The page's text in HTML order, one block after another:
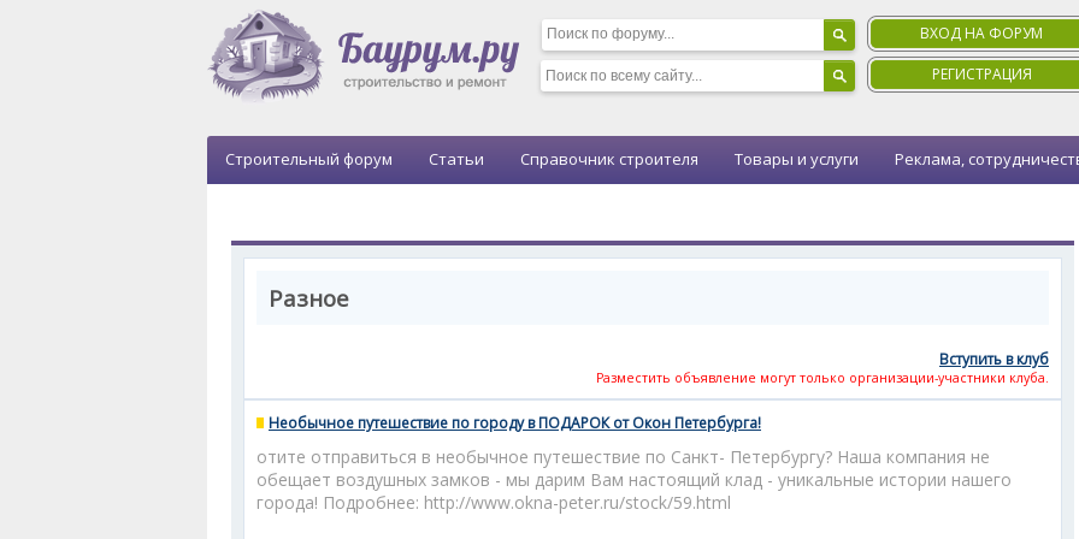
ВХОД НА ФОРУМ
РЕГИСТРАЦИЯ
Строительный форум Статьи Справочник строителя Товары и услуги Реклама,
Разное
Вступить в клуб
Разместить объявление могут только организации-участники клуба.
Необычное путешествие по городу в ПОДАРОК от Окон Петербурга!
отите отправиться в необычное путешествие по Санкт- Петербургу? Наша компания не
обещает воздушных замков - мы дарим Вам настоящий клад - уникальные истории нашего
города! Подробнее: http://www.okna-peter.ru/stock/59.html